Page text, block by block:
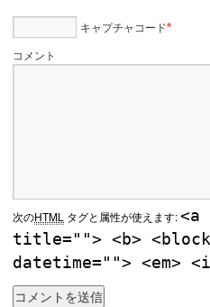
キャプチャコード*
コメント
次のHTML タグと属性が使えます:<a
title=""> <b>
datetime=""> <em>